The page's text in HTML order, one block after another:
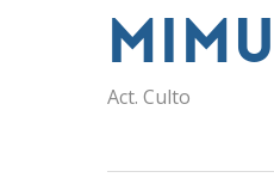
Act. Culto